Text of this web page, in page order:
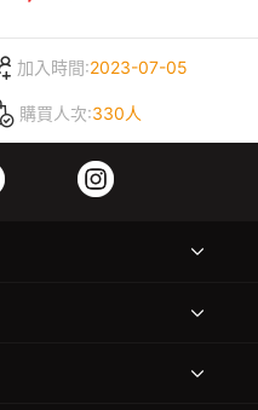
加入時間:2023-07-05
購買人次:330人